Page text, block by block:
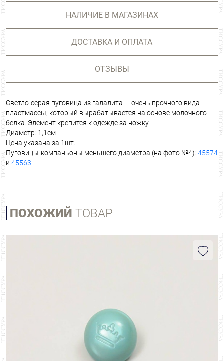
НАЛИЧИЕ В МАГАЗИНАХ
ДОСТАВКА И ОПЛАТА
ОТЗЫВЫ
Светло-серая пуговица из галалита — очень прочного вида
пластмассы, который вырабатывается на основе молочного
белка. Элемент крепится к одежде за ножку
Диаметр: 1,1см
Цена указана за 1шт.
Пуговицы-компаньоны меньшего диаметра (на фото №4): 45574
и 45563
ПОХОЖИЙ ТОВАР